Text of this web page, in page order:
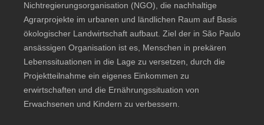
Nichtregierungsorganisation (NGO), die nachhaltige
Agrarprojekte im urbanen und ländlichen Raum auf Basis
ökologischer Landwirtschaft aufbaut. Ziel der in São Paulo
ansässigen Organisation ist es, Menschen in prekären
Lebenssituationen in die Lage zu versetzen, durch die
Projektteilnahme ein eigenes Einkommen zu
erwirtschaften und die Ernährungssituation von
Erwachsenen und Kindern zu verbessern.